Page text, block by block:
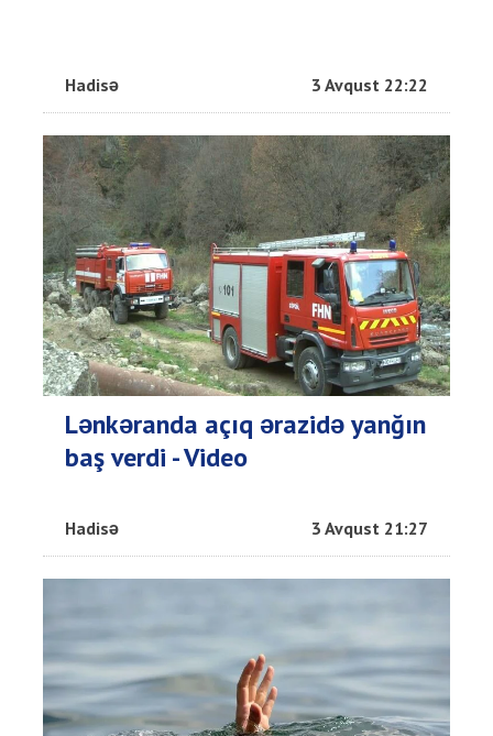
Hadisə 3 Avqust 22:22
Lənkəranda açıq ərazidə yanğın
baş verdi - Video
Hadisə 3 Avqust 21:27